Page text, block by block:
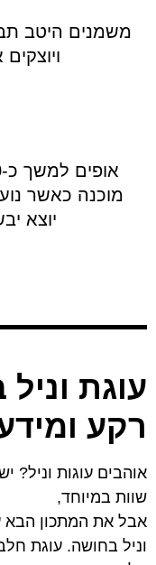
משמנים היטב
מוכנה כאשר
יוצא
עוגת
רקע
אוהבים עוגות וניל?
שוות במיוחד,
אבל את המתכון הבא